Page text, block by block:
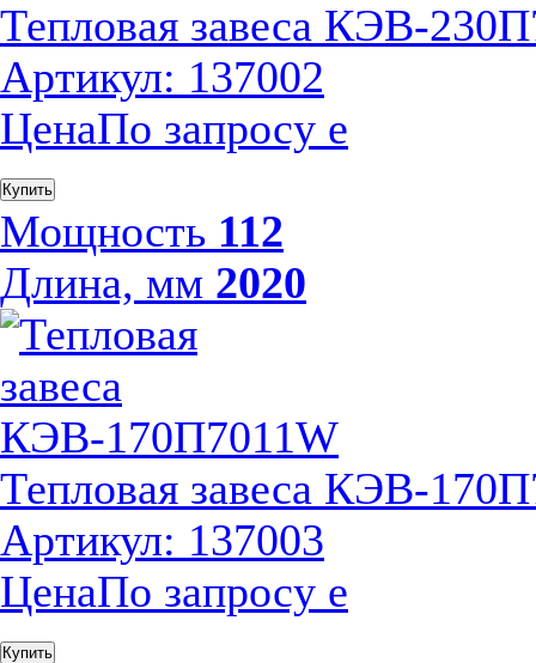
Тепловая завеса КЭВ-
Артикул: 137002
ЦенаПо запросу е
Купить
Мощность 112
Длина, мм 2020
Тепловая завеса КЭВ-
Артикул: 137003
ЦенаПо запросу е
Купить